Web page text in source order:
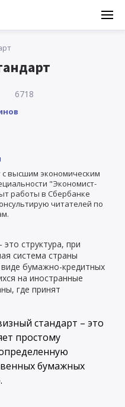
6718
высшим экономическим
"Экономист-
работы в Сбербанке
читателей по
это структура, при
система страны
бумажно-кредитных
на иностранные
где принят
стандарт – это
простому
бумажных